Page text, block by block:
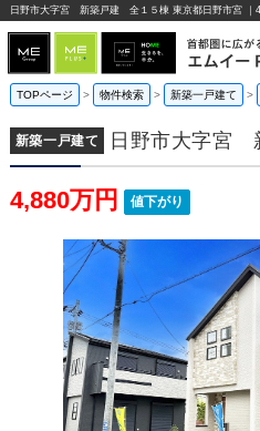
日野市大字宮 新築戸建 全１５棟 東京都日野市宮 ｜
TOPページ > 物件検索 > 新築一戸建て >
新築一戸建て 日野市大字宮
4,880万円 値下がり